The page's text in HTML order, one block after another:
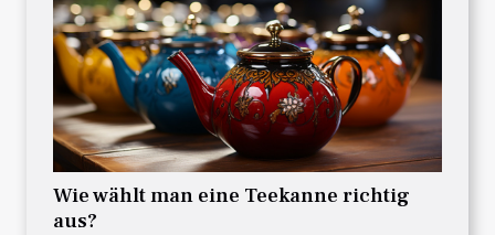
Wie wählt man eine Teekanne richtig
aus?